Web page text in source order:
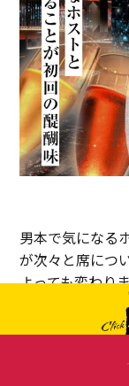
男本で気になる
が次々と席につ
よっても変わり
回の醍醐味な